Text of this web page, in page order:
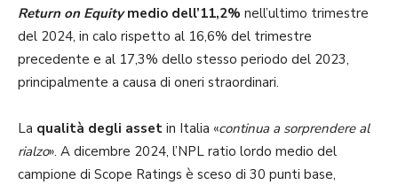
Return on Equitymedio dell’11,2% nell’ultimo trimestre
del 2024, in calo rispetto al 16,6% del trimestre
precedente e al 17,3% dello stesso periodo del 2023,
principalmente a causa di oneri straordinari.
La qualità degli asset in Italia «continua a sorprendere al
rialzo». A dicembre 2024, l’NPL ratio lordo medio del
campione di Scope Ratings è sceso di 30 punti base,